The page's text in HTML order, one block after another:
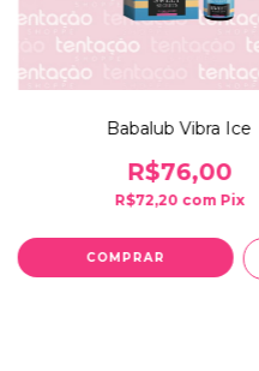
Babalub Vibra Ice
R$76,00
R$72,20 com Pix